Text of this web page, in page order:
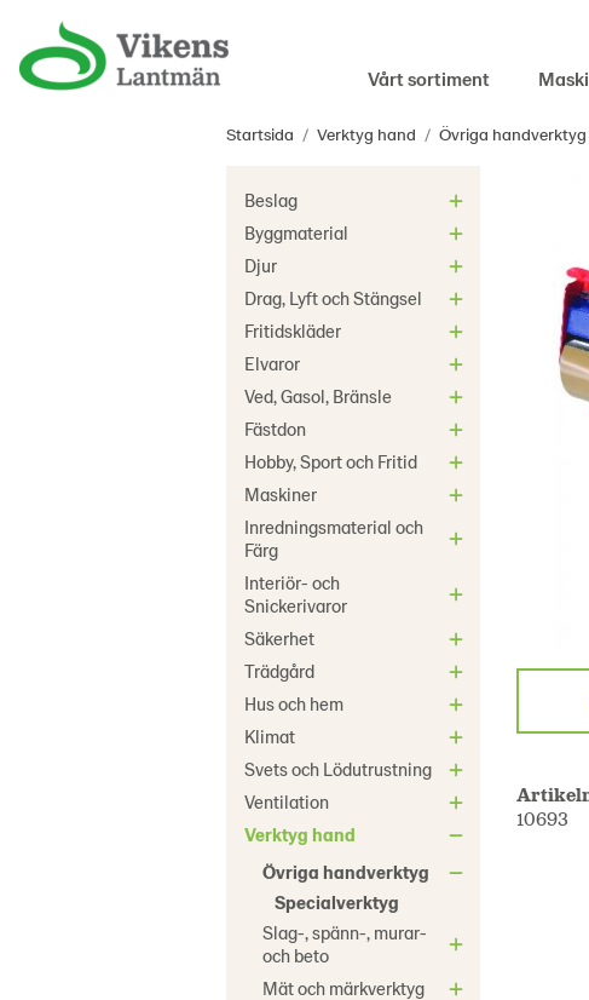
Vårt sortiment
Startsida / Verktyg hand / Övriga handverktyg
Beslag
Byggmaterial
Djur
Drag, Lyft och Stängsel
Fritidskläder
Elvaror
Ved, Gasol, Bränsle
Fästdon
Hobby, Sport och Fritid
Maskiner
Inredningsmaterial och
Färg
Interiör- och
Snickerivaror
Säkerhet
Trädgård
Hus och hem
Klimat
Svets och Lödutrustning
Ventilation
Verktyg hand
Övriga handverktyg
Specialverktyg
Slag-, spänn-, murar-
och beto
Mät och märkverktyg
10693